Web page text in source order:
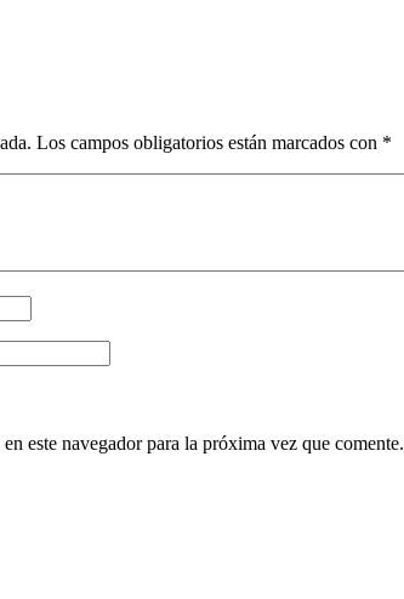
Los campos obligatorios están marcados con *
este navegador para la próxima vez que comente.